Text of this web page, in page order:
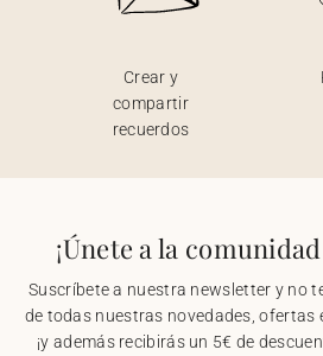
Crear y
compartir
recuerdos
¡Únete a la
Suscríbete a nuestra newsletter y no
de todas nuestras novedades, ofertas
¡y además recibirás un 5€ de